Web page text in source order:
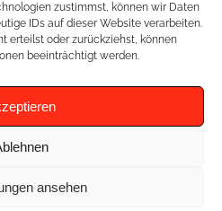
zustimmst, können wir Daten
IDs auf dieser Website verarbeiten.
erteilst oder zurückziehst, können
beeinträchtigt werden.
ansehen